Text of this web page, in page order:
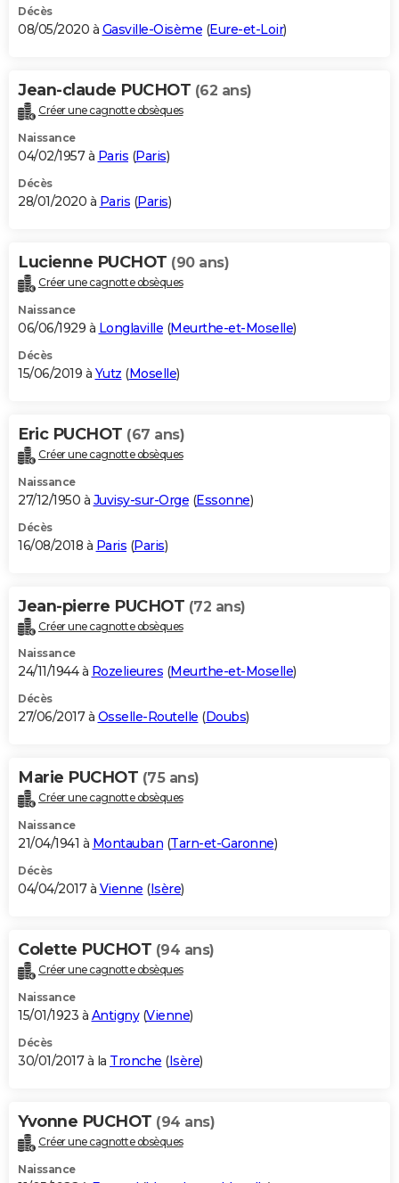
Décès
08/05/2020 à Gasville-Oisème (Eure-et-Loir)
Jean-claude PUCHOT (62 ans)
Créer une cagnotte obsèques
Naissance
04/02/1957 à Paris (Paris)
Décès
28/01/2020 à Paris (Paris)
Lucienne PUCHOT (90 ans)
Créer une cagnotte obsèques
Naissance
06/06/1929 à Longlaville (Meurthe-et-Moselle)
Décès
15/06/2019 à Yutz (Moselle)
Eric PUCHOT (67 ans)
Créer une cagnotte obsèques
Naissance
27/12/1950 à Juvisy-sur-Orge (Essonne)
Décès
16/08/2018 à Paris (Paris)
Jean-pierre PUCHOT (72 ans)
Créer une cagnotte obsèques
Naissance
24/11/1944 à Rozelieures (Meurthe-et-Moselle)
Décès
27/06/2017 à Osselle-Routelle (Doubs)
Marie PUCHOT (75 ans)
Créer une cagnotte obsèques
Naissance
21/04/1941 à Montauban (Tarn-et-Garonne)
Décès
04/04/2017 à Vienne (Isère)
Colette PUCHOT (94 ans)
Créer une cagnotte obsèques
Naissance
15/01/1923 à Antigny(Vienne)
Décès
30/01/2017 à la Tronche (Isère)
Yvonne PUCHOT (94 ans)
Créer une cagnotte obsèques
Naissance